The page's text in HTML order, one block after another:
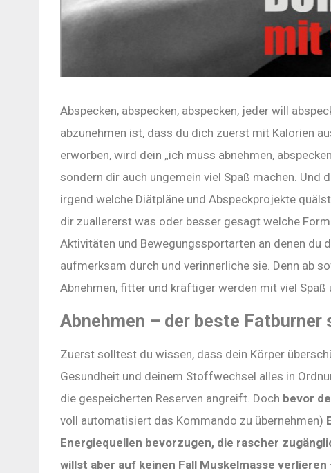
Abspecken, abspecken, abspecken, jeder will
abzunehmen ist, dass du dich zuerst mit Kalorien
erworben, wird dein „ich muss abnehmen,
sondern dir auch ungemein viel Spaß machen. Und
irgend welche Diätpläne und Abspeckprojekte
dir zuallererst was oder besser gesagt welche
Aktivitäten und Bewegungssportarten an denen du
aufmerksam durch und verinnerliche sie. Denn ab
Abnehmen, fitter und kräftiger werden mit viel Spaß
Abnehmen – der beste Fatburner
Zuerst solltest du wissen, dass dein Körper
Gesundheit und deinem Stoffwechsel alles in
die gespeicherten Reserven angreift. Doch bevor
voll automatisiert das Kommando zu übernehmen)
Energiequellen bevorzugen, die rascher
willst aber auf keinen Fall Muskelmasse verlieren